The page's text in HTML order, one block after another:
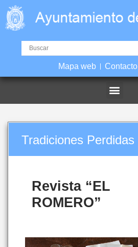
Mapa web Contacto
Tradiciones Perdidas
Revista “EL
ROMERO”